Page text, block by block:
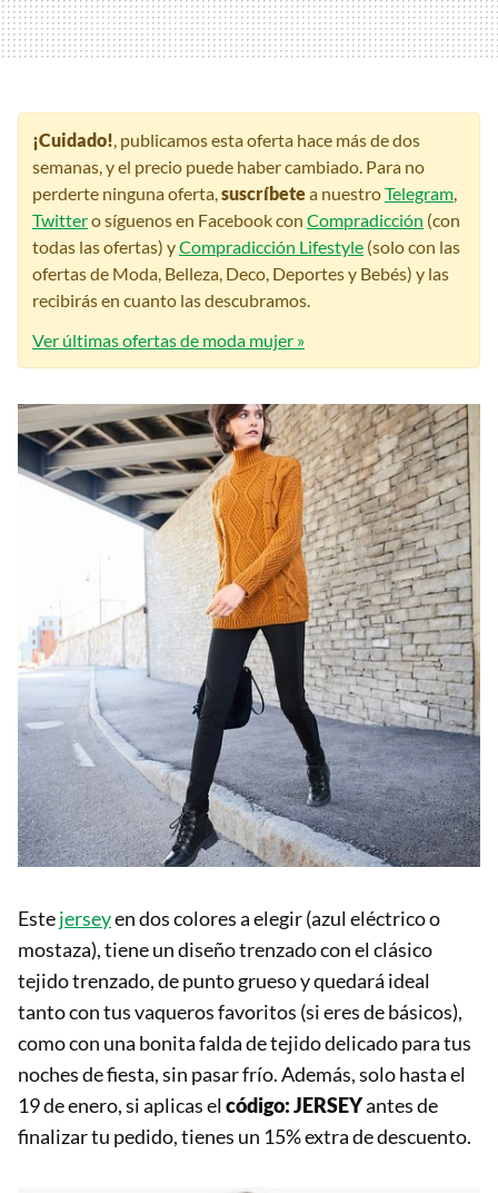
¡Cuidado!, publicamos esta oferta hace más de dos
semanas, y el precio puede haber cambiado. Para no
perderte ninguna oferta,suscríbetea nuestroTelegram,
Twittero síguenos en Facebook con Compradicción (con
todas las ofertas) yCompradicción Lifestyle (solo con las
ofertas de Moda, Belleza, Deco, Deportes y Bebés) y las
recibirás en cuanto las descubramos.
Ver últimas ofertas de moda mujer »
Estejerseyen dos colores a elegir (azul eléctrico o
mostaza), tiene un diseño trenzado con el clásico
tejido trenzado, de punto grueso y quedará ideal
tanto con tus vaqueros favoritos (si eres de básicos),
como con una bonita falda de tejido delicado para tus
noches de fiesta, sin pasar frío. Además, solo hasta el
19 de enero, si aplicas el código: JERSEYantes de
finalizar tu pedido, tienes un 15% extra de descuento.